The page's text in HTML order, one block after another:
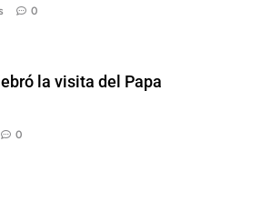
0
la visita del Papa
0